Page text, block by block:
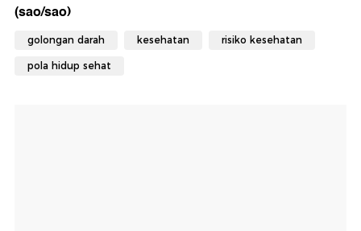
(sao/sao)
golongan darah kesehatan risiko kesehatan
pola hidup sehat